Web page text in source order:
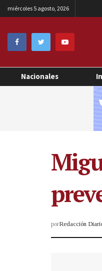
miércoles 5 agosto, 2026
Nacionales
porRedacción